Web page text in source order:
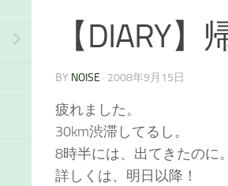
【DIARY
BY NOISE · 2008年9月15日
疲れました。
30km渋滞してるし。
8時半には、出てきたのに。
詳しくは、明日以降！